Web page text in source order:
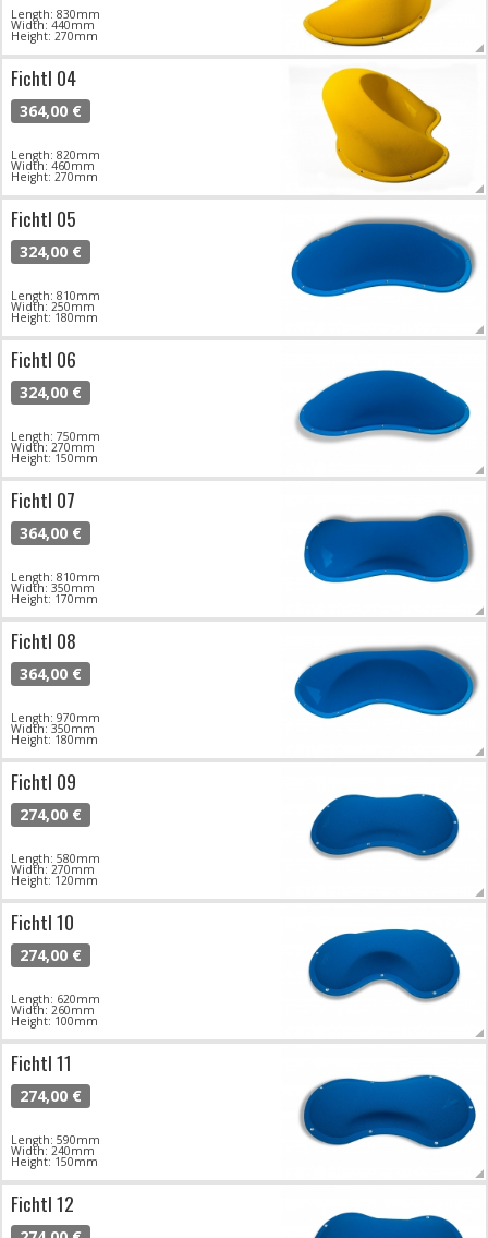
Length: 830mm
Width: 440mm
Height: 270mm
Fichtl 04
364,00 €
Length: 820mm
Width: 460mm
Height: 270mm
Fichtl 05
324,00 €
Length: 810mm
Width: 250mm
Height: 180mm
Fichtl 06
324,00 €
Length: 750mm
Width: 270mm
Height: 150mm
Fichtl 07
364,00 €
Length: 810mm
Width: 350mm
Height: 170mm
Fichtl 08
364,00 €
Length: 970mm
Width: 350mm
Height: 180mm
Fichtl 09
274,00 €
Length: 580mm
Width: 270mm
Height: 120mm
Fichtl 10
274,00 €
Length: 620mm
Width: 260mm
Height: 100mm
Fichtl 11
274,00 €
Length: 590mm
Width: 240mm
Height: 150mm
Fichtl 12